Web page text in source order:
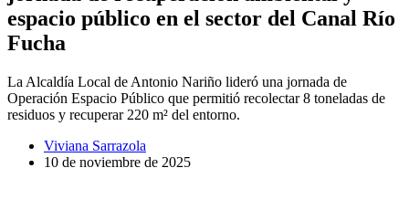
espacio público en el sector del Canal Río
Fucha
La Alcaldía Local de Antonio Nariño lideró una jornada de
Operación Espacio Público que permitió recolectar 8 toneladas de
residuos y recuperar 220 m² del entorno.
Viviana Sarrazola
10 de noviembre de 2025